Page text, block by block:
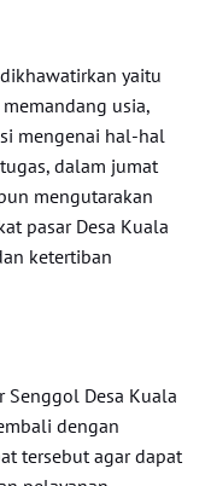
yaitu
usia,
mengenai hal-hal
dalam jumat
mengutarakan
pasar Desa Kuala
ketertiban
Senggol Desa Kuala
dengan
tersebut agar dapat